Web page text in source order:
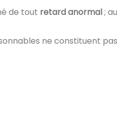
de tout retard anormal;
ne constituent